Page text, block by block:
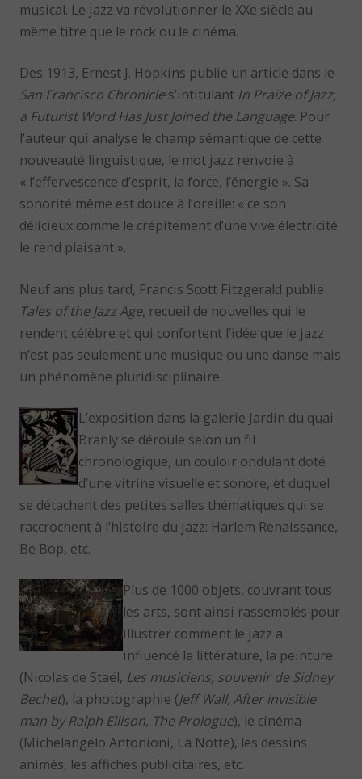
musical. Le jazz va révolutionner le XXe siècle au
même titre que le rock ou le cinéma.
Dès 1913, Ernest J. Hopkins publie un article dans le
San Francisco Chronicles’intitulant In Praize of Jazz,
a Futurist Word Has Just Joined the Language. Pour
l’auteur qui analyse le champ sémantique de cette
nouveauté linguistique, le mot jazz renvoie à
« l’effervescence d’esprit, la force, l’énergie ». Sa
sonorité même est douce à l’oreille: « ce son
délicieux comme le crépitement d’une vive électricité
le rend plaisant ».
Neuf ans plus tard, Francis Scott Fitzgerald publie
Tales of the Jazz Age, recueil de nouvelles qui le
rendent célèbre et qui confortent l’idée que le jazz
n’est pas seulement une musique ou une danse mais
un phénomène pluridisciplinaire.
L’exposition dans la galerie Jardin du quai
Branly se déroule selon un fil
chronologique, un couloir ondulant doté
d’une vitrine visuelle et sonore, et duquel
se détachent des petites salles thématiques qui se
raccrochent à l’histoire du jazz: Harlem Renaissance,
Be Bop, etc.
Plus de 1000 objets, couvrant tous
les arts, sont ainsi rassemblés pour
illustrer comment le jazz a
influencé la littérature, la peinture
(Nicolas de Staël, Les musiciens, souvenir de Sidney
Bechet), la photographie (Jeff Wall, After invisible
man by Ralph Ellison, The Prologue), le cinéma
(Michelangelo Antonioni, La Notte), les dessins
animés, les affiches publicitaires, etc.